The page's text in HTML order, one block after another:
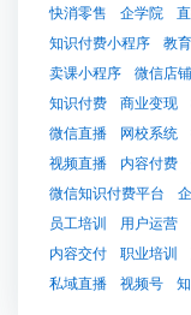
快消零售 企学院
知识付费小程序
教
卖课小程序
微信店铺
知识付费
商业变现
微信直播
网校系统
视频直播
内容付费
微信知识付费平台
员工培训
用户运营
内容交付
职业培训
私域直播
视频号